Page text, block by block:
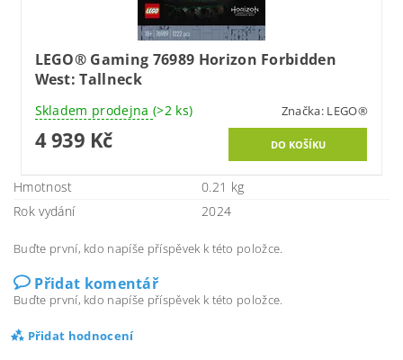
LEGO® Gaming 76989 Horizon Forbidden
West: Tallneck
Skladem prodejna (>2 ks) Značka: LEGO®
4 939 Kč
Hmotnost
0.21 kg
Rok vydání
2024
Buďte první, kdo napíše příspěvek k této položce.
Přidat komentář
Buďte první, kdo napíše příspěvek k této položce.
Přidat hodnocení